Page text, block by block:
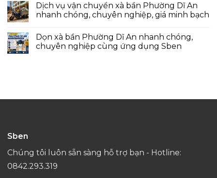
Dịch vụ vận chuyển xà bần Phường Dĩ An
nhanh chóng, chuyên nghiệp, giá minh bạch
Dọn xà bần Phường Dĩ An nhanh chóng,
chuyên nghiệp cùng ứng dụng Sben
Sben
Chúng tôi luôn sẵn sàng hỗ trợ bạn - Hotline:
0842.293.319